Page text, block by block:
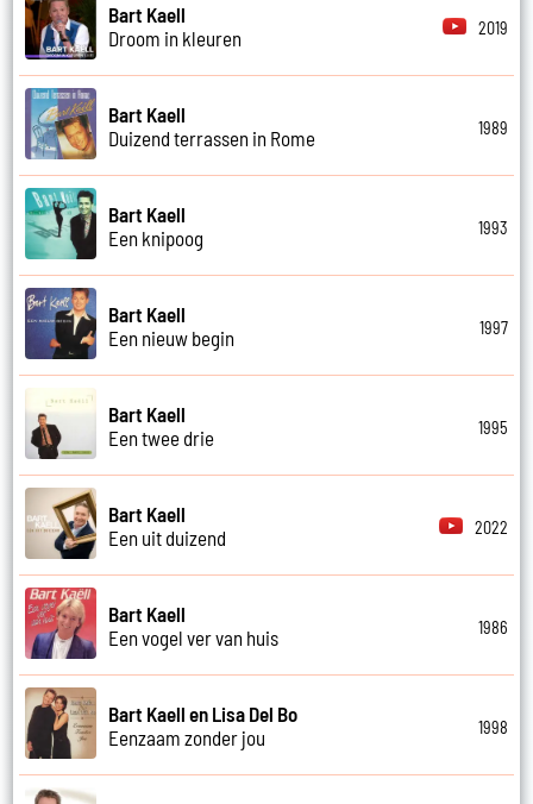
Bart Kaell
Droom in kleuren
2019
Bart Kaell
Duizend terrassen in Rome
1989
Bart Kaell
Een knipoog
1993
Bart Kaell
Een nieuw begin
1997
Bart Kaell
Een twee drie
1995
Bart Kaell
Een uit duizend
2022
Bart Kaell
Een vogel ver van huis
1986
Bart Kaell en Lisa Del Bo
Eenzaam zonder jou
1998